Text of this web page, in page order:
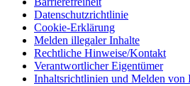
Datenschutzrichtlinie
Cookie-Erklärung
Melden illegaler Inhalte
Rechtliche Hinweise/Kontakt
Verantwortlicher Eigentümer
Inhaltsrichtlinien und Melden von